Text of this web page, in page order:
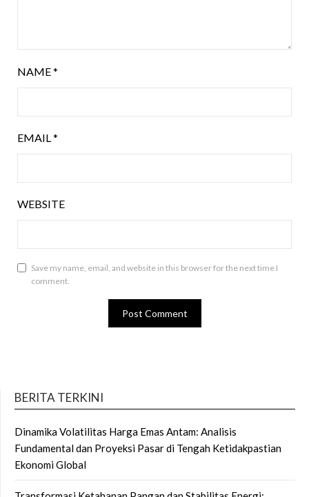
NAME*
EMAIL *
WEBSITE
Save my name, email, and website in this browser for the next time I
comment.
BERITA TERKINI
Dinamika Volatilitas Harga Emas Antam: Analisis
Fundamental dan Proyeksi Pasar di Tengah Ketidakpastian
Ekonomi Global